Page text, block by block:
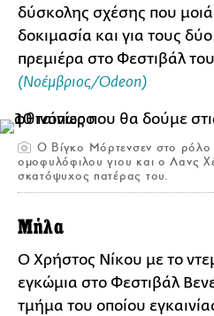
δύσκολης σχέσης που
δοκιμασία και για τους
πρεμιέρα στο Φεστιβάλ
(Νοέμβριος/Odeon)
O Bίγκο Μόρτενσεν στο ρόλο
ομοφυλόφιλου γιου και ο Λανς
σκατόψυχος πατέρας του.
Μήλα
Ο Χρήστος Νίκου με το
εγκώμια στο Φεστιβάλ
τμήμα του οποίου